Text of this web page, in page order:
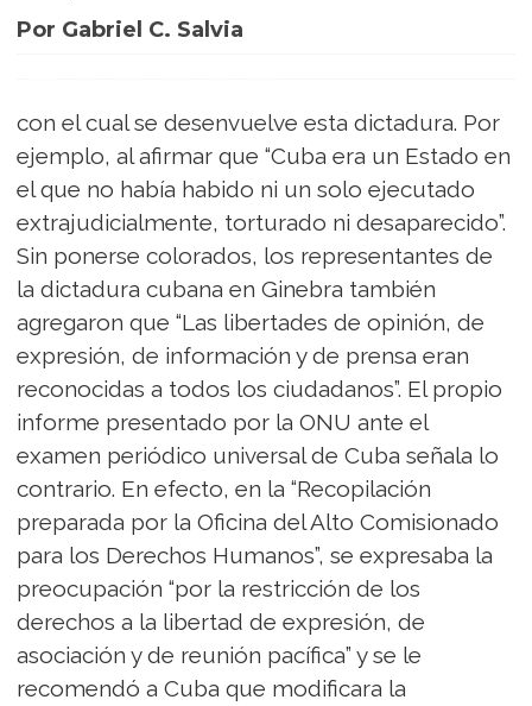
Por Gabriel C. Salvia
con el cual se desenvuelve esta dictadura. Por
ejemplo, al afirmar que “Cuba era un Estado en
el que no había habido ni un solo ejecutado
extrajudicialmente, torturado ni desaparecido”.
Sin ponerse colorados, los representantes de
la dictadura cubana en Ginebra también
agregaron que “Las libertades de opinión, de
expresión, de información y de prensa eran
reconocidas a todos los ciudadanos”. El propio
informe presentado por la ONU ante el
examen periódico universal de Cuba señala lo
contrario. En efecto, en la “Recopilación
preparada por la Oficina del Alto Comisionado
para los Derechos Humanos”, se expresaba la
preocupación “por la restricción de los
derechos a la libertad de expresión, de
asociación y de reunión pacífica” y se le
recomendó a Cuba que modificara la